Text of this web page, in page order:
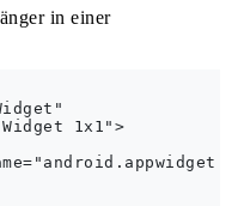
in einer
1x1">